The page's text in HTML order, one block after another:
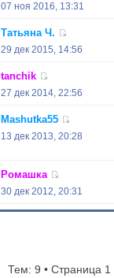
07 ноя 2016, 13:31
Татьяна Ч.
29 дек 2015, 14:56
tanchik
27 дек 2014, 22:56
Mashutka55
13 дек 2013, 20:28
Ромашка
30 дек 2012, 20:31
Тем: 9 • Страница 1